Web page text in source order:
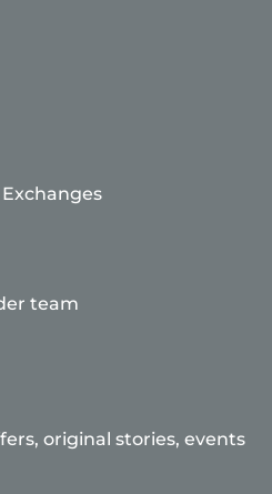
team
original stories, events